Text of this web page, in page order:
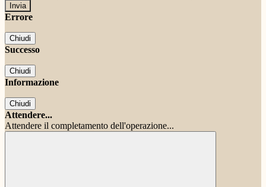
Errore
Chiudi
Successo
Chiudi
Informazione
Chiudi
Attendere...
Attendere il completamento dell'operazione...